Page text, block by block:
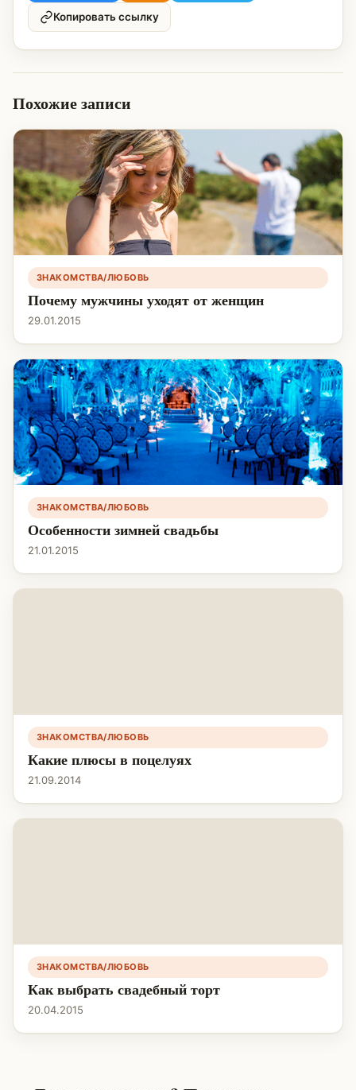
Копировать ссылку
Похожие записи
ЗНАКОМСТВА/ЛЮБОВЬ
Почему мужчины уходят от женщин
29.01.2015
ЗНАКОМСТВА/ЛЮБОВЬ
Особенности зимней свадьбы
21.01.2015
ЗНАКОМСТВА/ЛЮБОВЬ
Какие плюсы в поцелуях
21.09.2014
ЗНАКОМСТВА/ЛЮБОВЬ
Как выбрать свадебный торт
20.04.2015